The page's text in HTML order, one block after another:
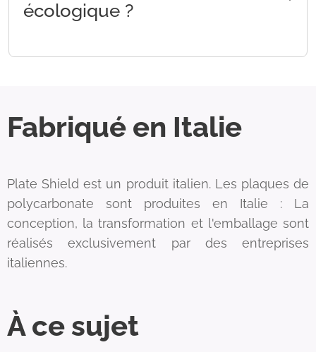
douce. N'utilisez pas de solutions alcalines
telles que Windex ou similaire car cela pourrait
écologique ?
négatif minimal sur notre terre et
l'environnement. En fait, il est entièrement
Fabriqué en Italie
Plate Shield est un produit italien. Les plaques de
polycarbonate sont produites en Italie : La
conception, la transformation et l'emballage sont
réalisés exclusivement par des entreprises
italiennes.
À ce sujet